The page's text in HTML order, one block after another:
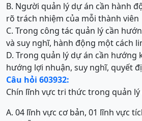
B. Người quản lý dự án cần hành
rõ trách nhiệm của mỗi thành viên
C. Trong công tác quản lý cần
và suy nghĩ, hành động một cách
D. Trong quản lý dự án cần hướng
hướng lợi nhuận, suy nghĩ, quyết
Câu hỏi 603932:
Chín lĩnh vực tri thức trong quản
A. 04 lĩnh vực cơ bản, 01 lĩnh vực